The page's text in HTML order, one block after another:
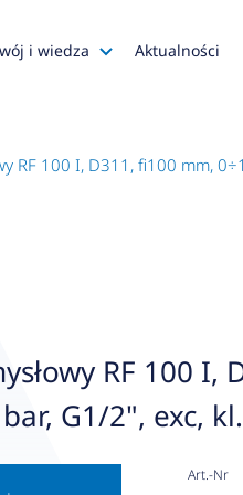
i wiedza
Konfiguratory
Aktualności
RF 100 I, D311, fi100 mm,
RF 100 I,
G1/2", exc,
Art.-Nr